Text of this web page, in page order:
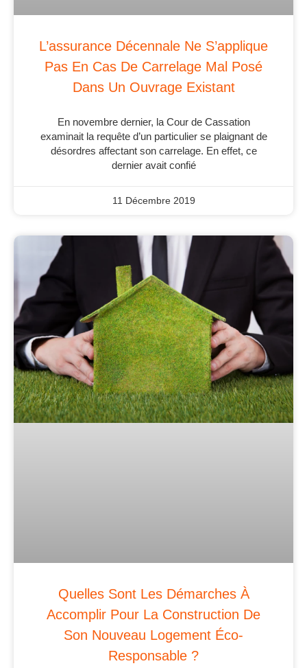
L’assurance Décennale Ne S’applique
Pas En Cas De Carrelage Mal Posé
Dans Un Ouvrage Existant
En novembre dernier, la Cour de Cassation
examinait la requête d’un particulier se plaignant de
désordres affectant son carrelage. En effet, ce
dernier avait confié
11 Décembre 2019
Quelles Sont Les Démarches À
Accomplir Pour La Construction De
Son Nouveau Logement Éco-
Responsable ?